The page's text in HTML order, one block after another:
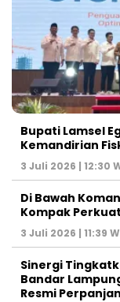
Bupati Lamsel
Kemandirian
3 Juli 2026 | 12:30
Di Bawah
Kompak
3 Juli 2026 | 11:39
Sinergi
Bandar
Resmi